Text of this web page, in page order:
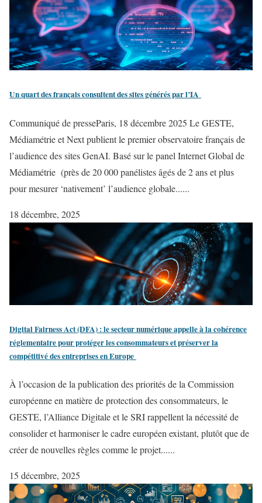
Un quart des français consultent des sites générés par l’IA
Communiqué de presseParis, 18 décembre 2025 Le GESTE,
Médiamétrie et Next publient le premier observatoire français de
l’audience des sites GenAI. Basé sur le panel Internet Global de
Médiamétrie (près de 20 000 panélistes âgés de 2 ans et plus
pour mesurer ‘nativement’ l’audience globale......
18 décembre, 2025
Digital Fairness Act (DFA) : le secteur numérique appelle à la cohérence
réglementaire pour protéger les consommateurs et préserver la
compétitivé des entreprises en Europe
À l’occasion de la publication des priorités de la Commission
européenne en matière de protection des consommateurs, le
GESTE, l’Alliance Digitale et le SRI rappellent la nécessité de
consolider et harmoniser le cadre européen existant, plutôt que de
créer de nouvelles règles comme le projet......
15 décembre, 2025